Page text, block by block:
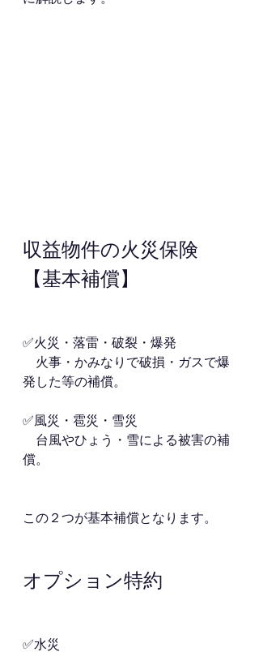
収益物件の火災保険
【基本補償】
✅火災・落雷・破裂・爆発
火事・かみなりで破損・ガスで爆
発した等の補償。
✅風災・雹災・雪災
台風やひょう・雪による被害の補
償。
この２つが基本補償となります。
オプション特約
✅水災